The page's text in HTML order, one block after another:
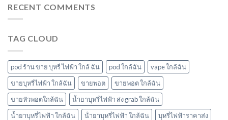
puff
sparkling
พอ
โบ
มี
กลิ่น
อะไร
พอต
ใช้
RECENT COMMENTS
TAG CLOUD
pod ร้าน ขาย บุหรี่ ไฟฟ้า ใกล้ ฉัน pod ใกล้ฉัน
vape ใกล้ฉัน
ขายบุหรี่ไฟฟ้า ใกล้ฉัน
ขายพอต
ขายพอต ใกล้ฉัน
ขายหัวพอตใกล้ฉัน
น้ำยาบุหรี่ไฟฟ้า ส่ง grab ใกล้ฉัน
น้ำยาบุหรี่ไฟฟ้า ใกล้ฉัน
น้ํายาบุหรี่ไฟฟ้า ใกล้ฉัน
บุหรี่ไฟฟ้าราคาส่ง